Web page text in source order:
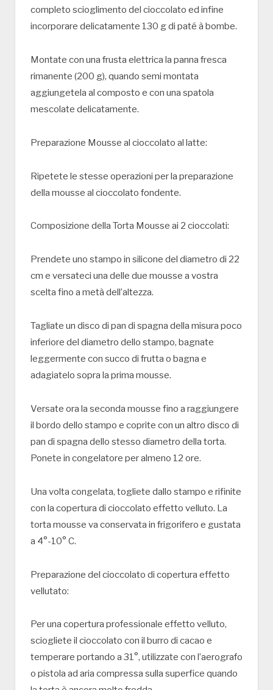
completo scioglimento del cioccolato ed infine
incorporare delicatamente 130 g di paté à bombe.
Montate con una frusta elettrica la panna fresca
rimanente (200 g), quando semi montata
aggiungetela al composto e con una spatola
mescolate delicatamente.
Preparazione Mousse al cioccolato al latte:
Ripetete le stesse operazioni per la preparazione
della mousse al cioccolato fondente.
Composizione della Torta Mousse ai 2 cioccolati:
Prendete uno stampo in silicone del diametro di 22
cm e versateci una delle due mousse a vostra
scelta fino a metà dell’altezza.
Tagliate un disco di pan di spagna della misura poco
inferiore del diametro dello stampo, bagnate
leggermente con succo di frutta o bagna e
adagiatelo sopra la prima mousse.
Versate ora la seconda mousse fino a raggiungere
il bordo dello stampo e coprite con un altro disco di
pan di spagna dello stesso diametro della torta.
Ponete in congelatore per almeno 12 ore.
Una volta congelata, togliete dallo stampo e rifinite
con la copertura di cioccolato effetto velluto. La
torta mousse va conservata in frigorifero e gustata
a 4°-10° C.
Preparazione del cioccolato di copertura effetto
vellutato:
Per una copertura professionale effetto velluto,
sciogliete il cioccolato con il burro di cacao e
temperare portando a 31°, utilizzate con l’aerografo
o pistola ad aria compressa sulla superfice quando